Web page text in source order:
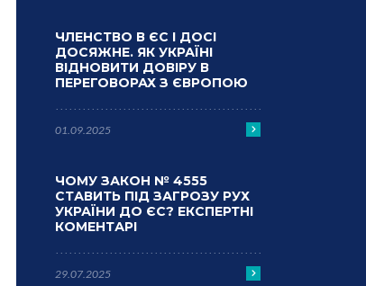
ЧЛЕНСТВО В ЄС І ДОСІ
ДОСЯЖНЕ. ЯК УКРАЇНІ
ВІДНОВИТИ ДОВІРУ В
ПЕРЕГОВОРАХ З ЄВРОПОЮ
01.09.2025
ЧОМУ ЗАКОН № 4555
СТАВИТЬ ПІД ЗАГРОЗУ РУХ
УКРАЇНИ ДО ЄС? ЕКСПЕРТНІ
КОМЕНТАРІ
29.07.2025